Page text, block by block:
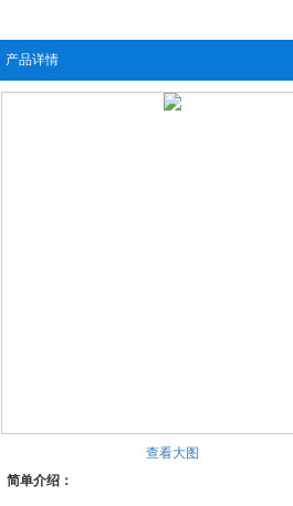
产品详情
查看大图
简单介绍：